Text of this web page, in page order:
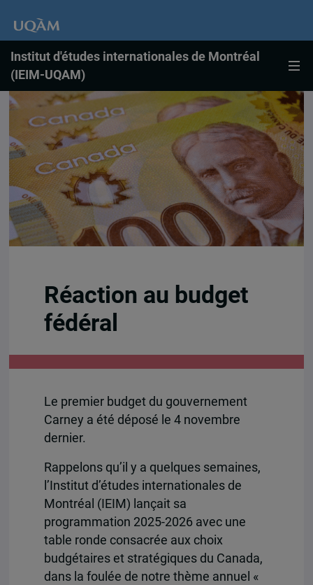
Institut d'études internationales de Montréal
(IEIM-UQAM)
Réaction au budget
fédéral
Le premier budget du gouvernement
Carney a été déposé le 4 novembre
dernier.
Rappelons qu’il y a quelques semaines,
l’Institut d’études internationales de
Montréal (IEIM) lançait sa
programmation 2025-2026 avec une
table ronde consacrée aux choix
budgétaires et stratégiques du Canada,
dans la foulée de notre thème annuel «